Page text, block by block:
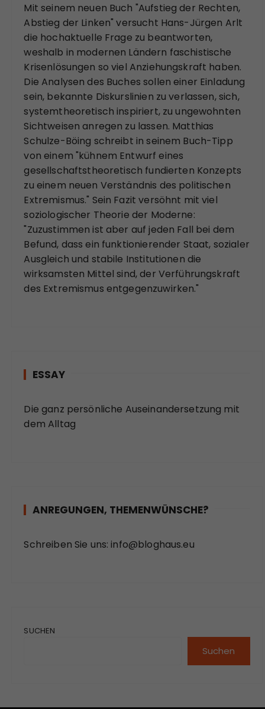
Mit seinem neuen Buch "Aufstieg der Rechten,
Abstieg der Linken" versucht Hans-Jürgen Arlt
die hochaktuelle Frage zu beantworten,
weshalb in modernen Ländern faschistische
Krisenlösungen so viel Anziehungskraft haben.
Die Analysen des Buches sollen einer Einladung
sein, bekannte Diskurslinien zu verlassen, sich,
systemtheoretisch inspiriert, zu ungewohnten
Sichtweisen anregen zu lassen. Matthias
Schulze-Böing schreibt in seinem Buch-Tipp
von einem "kühnem Entwurf eines
gesellschaftstheoretisch fundierten Konzepts
zu einem neuen Verständnis des politischen
Extremismus." Sein Fazit versöhnt mit viel
soziologischer Theorie der Moderne:
"Zuzustimmen ist aber auf jeden Fall bei dem
Befund, dass ein funktionierender Staat, sozialer
Ausgleich und stabile Institutionen die
wirksamsten Mittel sind, der Verführungskraft
des Extremismus entgegenzuwirken."
ESSAY
Die ganz persönliche Auseinandersetzung mit
dem Alltag
ANREGUNGEN, THEMENWÜNSCHE?
Schreiben Sie uns: info@bloghaus.eu
SUCHEN
Suchen